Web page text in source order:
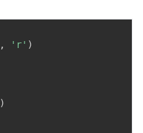
, 'r' )
)